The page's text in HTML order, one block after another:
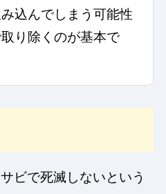
込んでしまう可能性
り除くのが基本で
ビで死滅しないという